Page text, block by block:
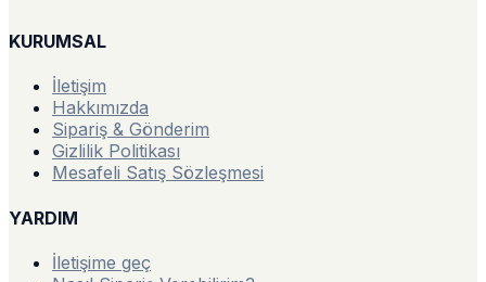
KURUMSAL
İletişim
Hakkımızda
Sipariş & Gönderim
Gizlilik Politikası
Mesafeli Satış Sözleşmesi
YARDIM
İletişime geç